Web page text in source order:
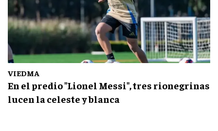
VIEDMA
En el predio "Lionel Messi", tres rionegrinas
lucen la celeste y blanca